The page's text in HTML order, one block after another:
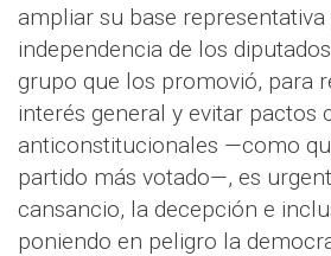
ampliar su base representativa
independencia de los
grupo que los promovió, para
interés general y evitar pactos
anticonstitucionales —como
partido más votado—, es
cansancio, la decepción e
poniendo en peligro la